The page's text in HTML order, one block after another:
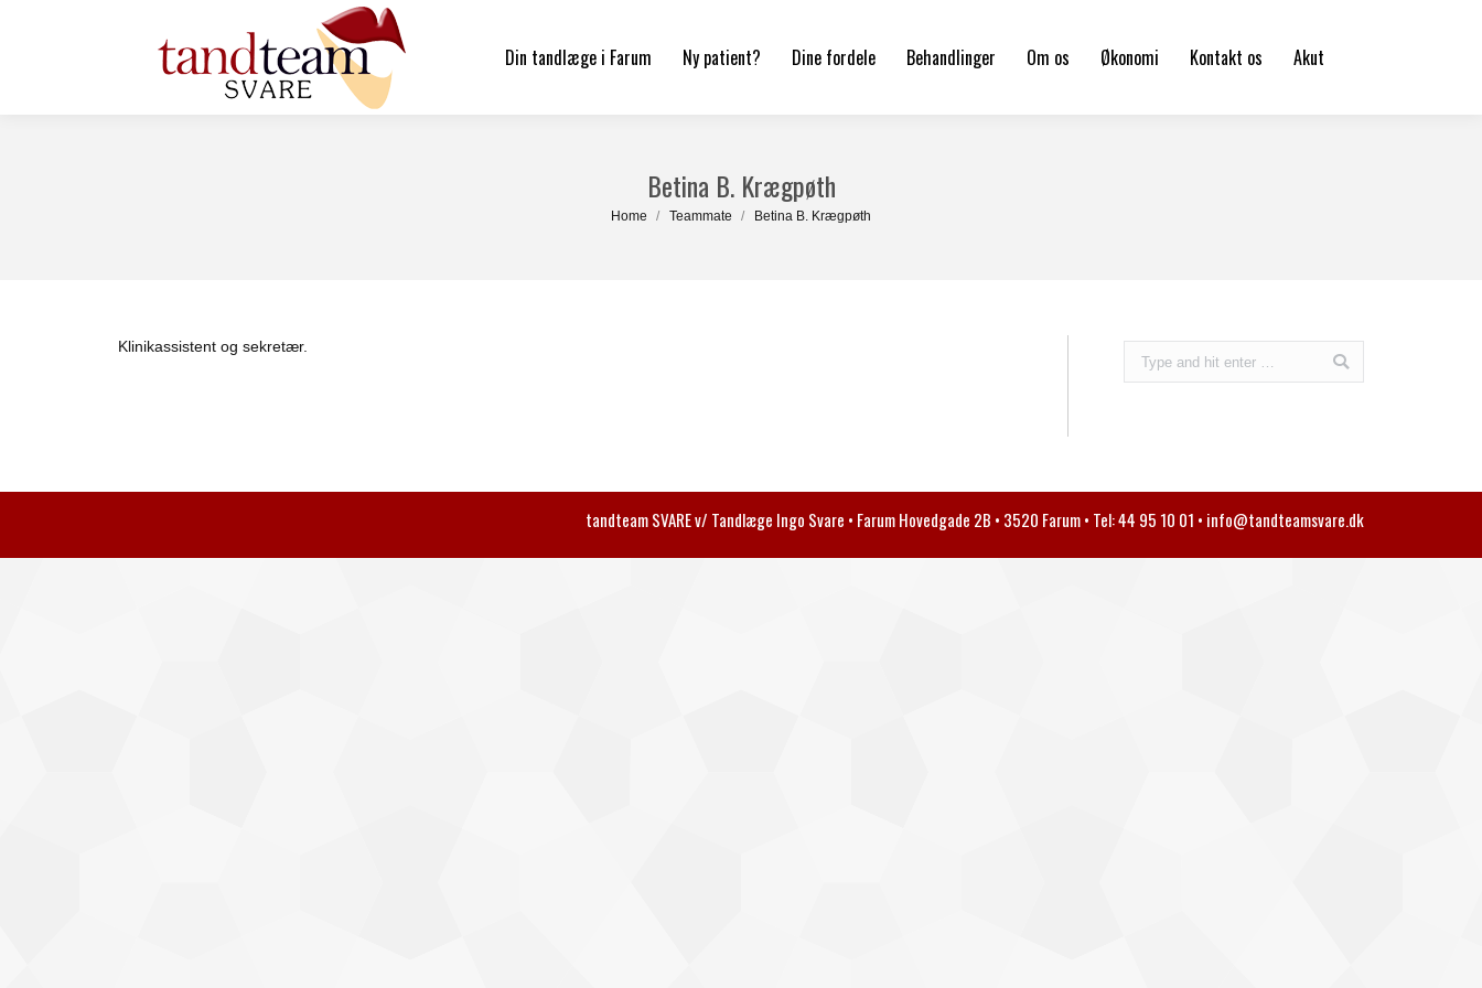
Din tandlæge i Farum Ny patient? Dine fordele Behandlinger Om os Økonomi Kontakt os Akut
Betina B. Krægpøth
You are here:
Home Teammate Betina B. Krægpøth
Klinikassistent og sekretær.
tandteam SVARE v/ Tandlæge Ingo Svare • Farum Hovedgade 2B • 3520 Farum • Tel: 44 95 10 01 • info@tandteamsvare.dk